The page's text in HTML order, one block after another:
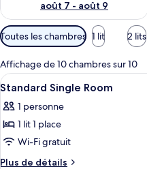
août 7 - août 9
Filtres
disponibles
pour
les
chambres
Toutes les chambres 1 lit 2 lits
Affichage de 10 chambres sur 10
Afficher
toutes
les
photos
pour
ce
10
Standard Single Room
1 personne
1 lit 1 place
Wi-Fi gratuit
Plus de détails
Plus